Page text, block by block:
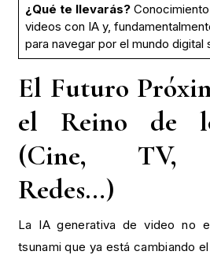
¿Qué te llevarás?
videos con IA y,
para navegar por el mundo digital
El Futuro
el Reino de
(Cine, TV,
Redes…)
La IA generativa de video no
tsunami que ya está cambiando